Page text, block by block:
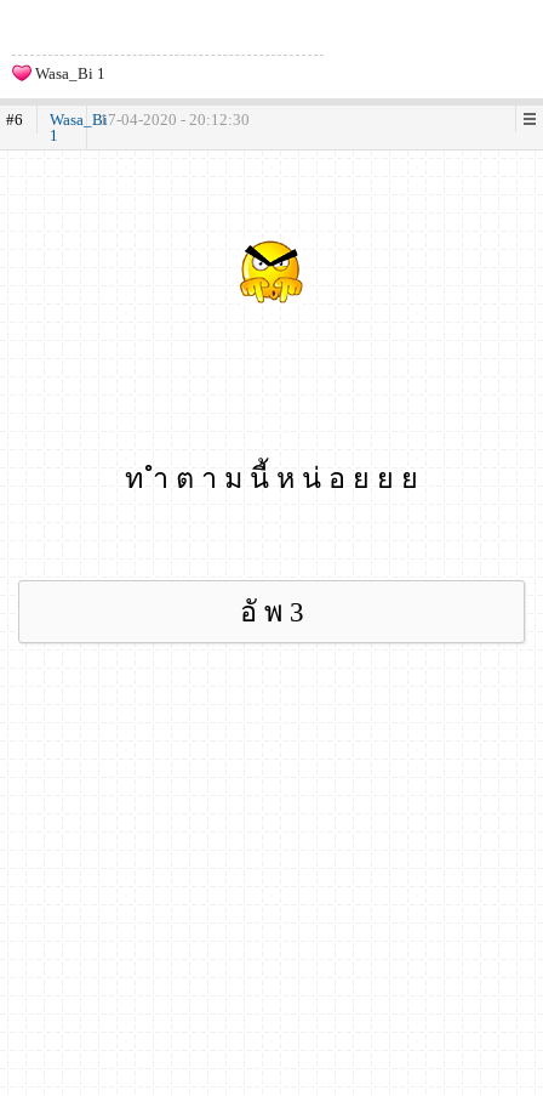
Wasa_Bi 1
#6
Wasa_Bi
1
17-04-2020 - 20:12:30
ท ำ ต า ม นี้ ห น่ อ ย ย ย
อั พ 3